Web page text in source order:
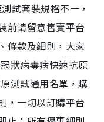
試套裝規格不一，
前請留意售賣平台
條款及細則，大家
狀病毒病快速抗原
測試通用名單，購
，一切以訂購平台